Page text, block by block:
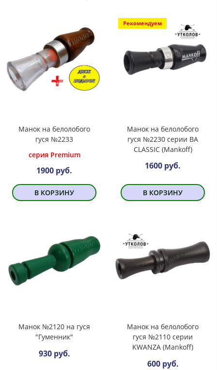
Манок на белолобого
гуся №2233
серия Premium
1900 руб.
В КОРЗИНУ
Рекомендуем
Манок на белолобого
гуся №2230 серии BA
CLASSIC (Mankoff)
1600 руб.
В КОРЗИНУ
Манок №2120 на гуся
"Гуменник"
930 руб.
Манок на белолобого
гуся №2110 серии
KWANZA (Mankoff)
600 руб.